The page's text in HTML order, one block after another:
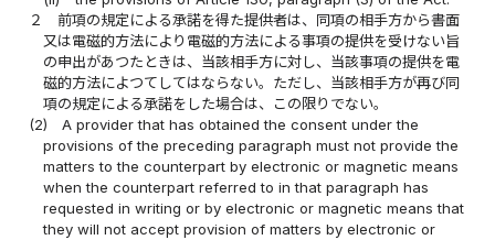
２
前項の規定による承諾を得た提供者は、同項の相手方から書面
又は電磁的方法により電磁的方法による事項の提供を受けない旨
の申出があつたときは、当該相手方に対し、当該事項の提供を電
磁的方法によつてしてはならない。ただし、当該相手方が再び同
項の規定による承諾をした場合は、この限りでない。
(2)
A provider that has obtained the consent under the
provisions of the preceding paragraph must not provide the
matters to the counterpart by electronic or magnetic means
when the counterpart referred to in that paragraph has
requested in writing or by electronic or magnetic means that
they will not accept provision of matters by electronic or